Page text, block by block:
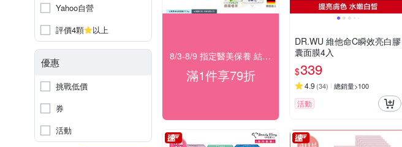
Yahoo自營
評價4顆
以上
優惠
挑戰低價
券
活動
8/3-8/9 指定醫美保養 結帳79折
滿1件享79折
DR.WU 維他命C瞬效亮白膠
囊面膜4入
$339
4.9 (34) 總銷量>100
活動